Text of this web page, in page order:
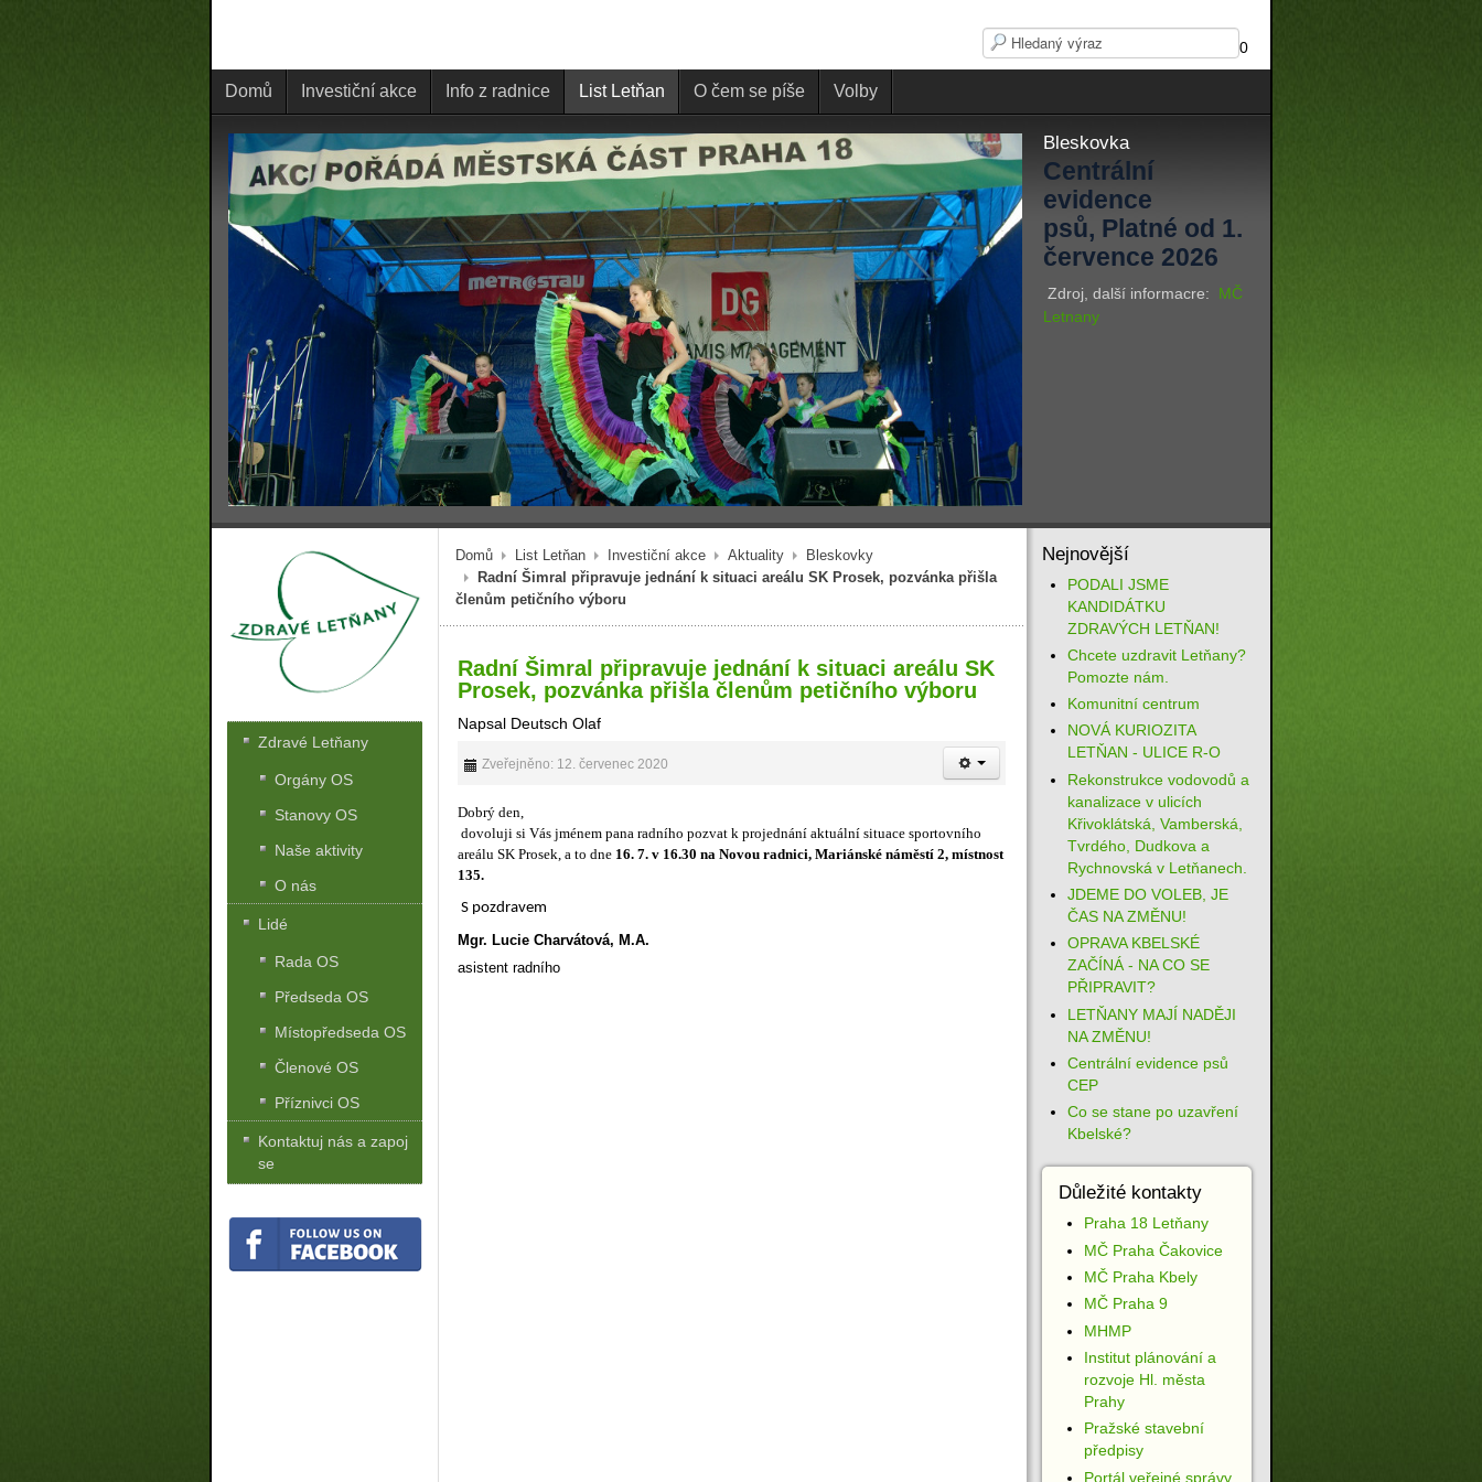
0
Domů Investiční akce Info z radnice List Letňan O čem se píše Volby
Bleskovka
Centrální
evidence
psů, Platné od 1.
července 2026
Zdroj, další informacre: MČ
Letnany
Domů List Letňan Investiční akce Aktuality
Bleskovky
Radní Šimral připravuje jednání k situaci areálu SK Prosek, pozvánka přišla
členům petičního výboru
Radní Šimral připravuje jednání k situaci areálu SK
Prosek, pozvánka přišla členům petičního výboru
Napsal Deutsch Olaf
Zveřejněno: 12. červenec 2020
Dobrý den,
dovoluji si Vás jménem pana radního pozvat k projednání aktuální situace sportovního
areálu SK Prosek, a to dne 16. 7. v 16.30 na Novou radnici, Mariánské náměstí 2, místnost
135.
S pozdravem
Mgr. Lucie Charvátová, M.A.
asistent radního
Zdravé Letňany
Orgány OS
Stanovy OS
Naše aktivity
O nás
Lidé
Rada OS
Předseda OS
Místopředseda OS
Členové OS
Příznivci OS
Kontaktuj nás a zapoj
se
Nejnovější
PODALI JSME
KANDIDÁTKU
ZDRAVÝCH LETŇAN!
Chcete uzdravit Letňany?
Pomozte nám.
Komunitní centrum
NOVÁ KURIOZITA
LETŇAN - ULICE R-O
Rekonstrukce vodovodů a
kanalizace v ulicích
Křivoklátská, Vamberská,
Tvrdého, Dudkova a
Rychnovská v Letňanech.
JDEME DO VOLEB, JE
ČAS NA ZMĚNU!
OPRAVA KBELSKÉ
ZAČÍNÁ - NA CO SE
PŘIPRAVIT?
LETŇANY MAJÍ NADĚJI
NA ZMĚNU!
Centrální evidence psů
CEP
Co se stane po uzavření
Kbelské?
Důležité kontakty
Praha 18 Letňany
MČ Praha Čakovice
MČ Praha Kbely
MČ Praha 9
MHMP
Institut plánování a
rozvoje Hl. města
Prahy
Pražské stavební
předpisy
Portál veřejné správy